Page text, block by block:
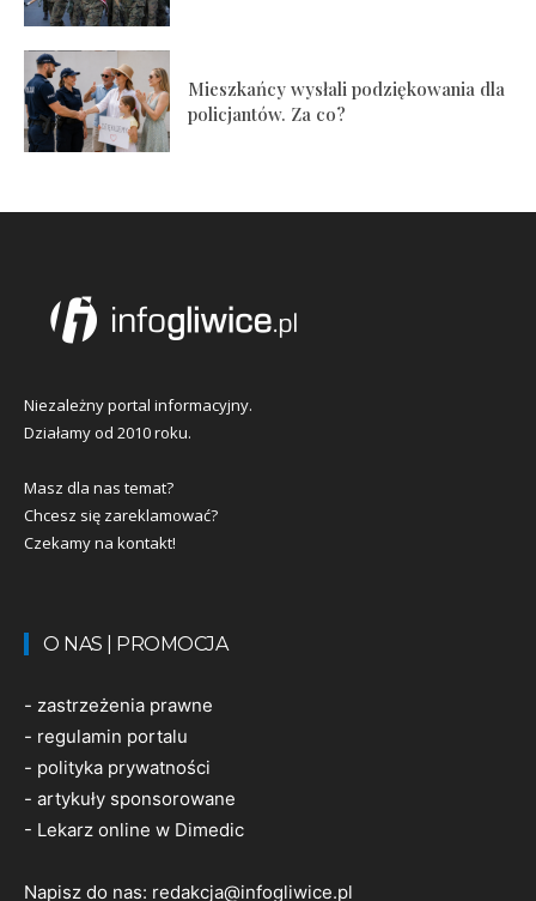
Mieszkańcy wysłali podziękowania dla
policjantów. Za co?
Niezależny portal informacyjny.
Działamy od 2010 roku.
Masz dla nas temat?
Chcesz się zareklamować?
Czekamy na kontakt!
O NAS | PROMOCJA
- zastrzeżenia prawne
- regulamin portalu
- polityka prywatności
- artykuły sponsorowane
- Lekarz online w Dimedic
Napisz do nas: redakcja@infogliwice.pl